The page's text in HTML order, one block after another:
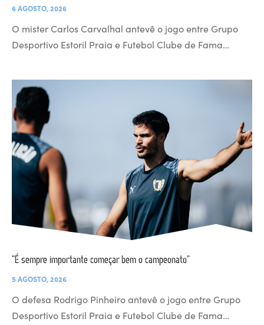
6 AGOSTO, 2026
O mister Carlos Carvalhal antevê o jogo entre Grupo
Desportivo Estoril Praia e Futebol Clube de Fama…
“É sempre importante começar bem o campeonato”
5 AGOSTO, 2026
O defesa Rodrigo Pinheiro antevê o jogo entre Grupo
Desportivo Estoril Praia e Futebol Clube de Fama…